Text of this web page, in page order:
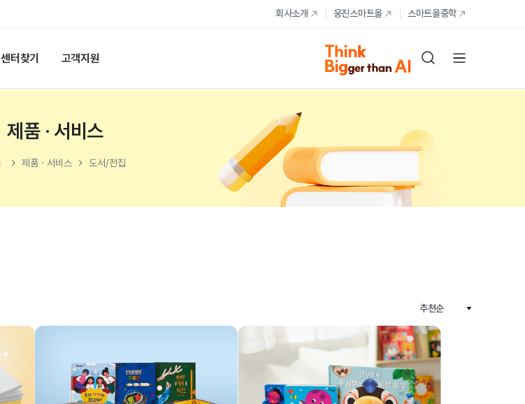
회사소개 웅진스마트올 스마트올중학
센터찾기 고객지원
제품 · 서비스
제품 · 서비스 도서/전집